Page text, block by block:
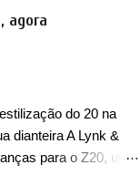
o Formula S será o
na sua identidade
ano de 2026. Em
semestre. Na
com luzes ...
agora
do 20 na
dianteira A Lynk &
para o Z20, um